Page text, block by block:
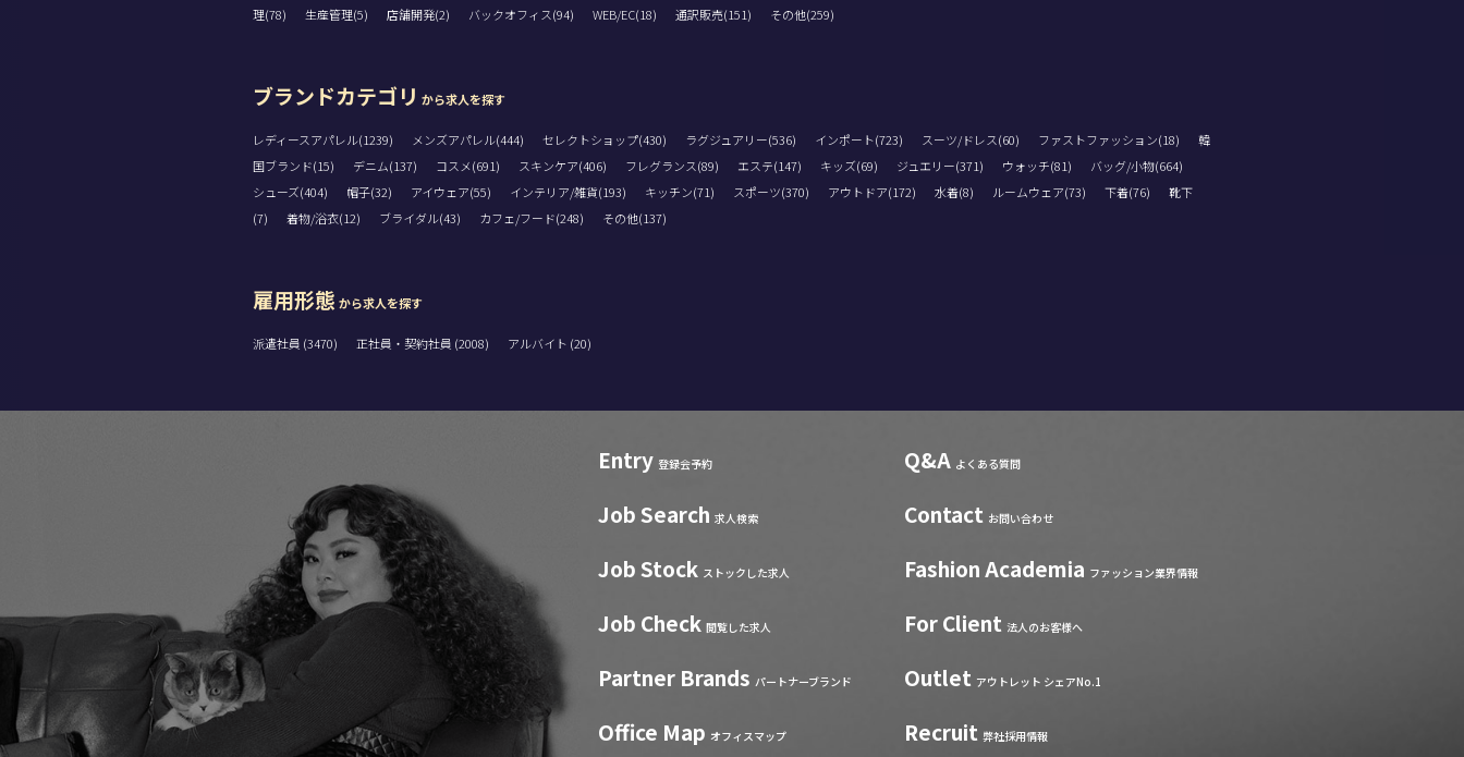
理(78)
生産管理(5) 店舗開発(2) バックオフィス(94) WEB/EC(18) 通訳販売(151) その他(259)
ブランドカテゴリ から求人を探す
レディースアパレル(1239) メンズアパレル(444) セレクトショップ(430) ラグジュアリー(536) インポート(723) スーツ/ドレス(60) ファストファッション(18)
韓
国ブランド(15)
デニム(137) コスメ(691) スキンケア(406) フレグランス(89) エステ(147) キッズ(69) ジュエリー(371) ウォッチ(81)
バッグ/小物(664)
シューズ(404)
帽子(32) アイウェア(55) インテリア/雑貨(193) キッチン(71) スポーツ(370) アウトドア(172) 水着(8) ルームウェア(73) 下着(76)
靴下
(7)
着物/浴衣(12) ブライダル(43) カフェ/フード(248) その他(137)
雇用形態 から求人を探す
派遣社員 (3470) 正社員・契約社員 (2008) アルバイト (20)
Entry 登録会予約
Job Search 求人検索
Job Stock ストックした求人
Job Check 閲覧した求人
Partner Brands パートナーブランド
Office Map オフィスマップ
Q&A よくある質問
Contact お問い合わせ
Fashion Academia ファッション業界情報
For Client 法人のお客様へ
Outlet アウトレット シェアNo.1
Recruit 弊社採用情報